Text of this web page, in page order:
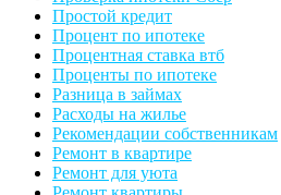
Простой кредит
Процент по ипотеке
Процентная ставка втб
Проценты по ипотеке
Разница в займах
Расходы на жилье
Рекомендации собственникам
Ремонт в квартире
Ремонт для уюта